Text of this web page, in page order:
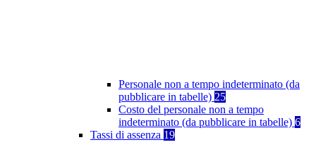
Personale non a tempo indeterminato (da
pubblicare in tabelle) 25
Costo del personale non a tempo
indeterminato (da pubblicare in tabelle) 6
Tassi di assenza 19